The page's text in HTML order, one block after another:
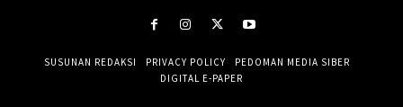
SUSUNAN REDAKSI PRIVACY POLICY
PEDOMAN MEDIA SIBER
DIGITAL E-PAPER